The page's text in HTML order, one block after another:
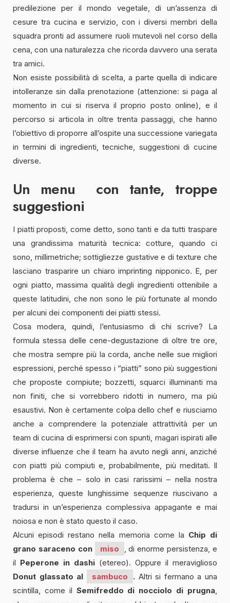
predilezione per il mondo vegetale, di un’assenza di
cesure tra cucina e servizio, con i diversi membri della
squadra pronti ad assumere ruoli mutevoli nel corso della
cena, con una naturalezza che ricorda davvero una serata
tra amici.
Non esiste possibilità di scelta, a parte quella di indicare
intolleranze sin dalla prenotazione (attenzione: si paga al
momento in cui si riserva il proprio posto online), e il
percorso si articola in oltre trenta passaggi, che hanno
l’obiettivo di proporre all’ospite una successione variegata
in termini di ingredienti, tecniche, suggestioni di cucine
diverse.
Un menu con tante, troppe
suggestioni
I piatti proposti, come detto, sono tanti e da tutti traspare
una grandissima maturità tecnica: cotture, quando ci
sono, millimetriche; sottigliezze gustative e di texture che
lasciano trasparire un chiaro imprinting nipponico. E, per
ogni piatto, massima qualità degli ingredienti ottenibile a
queste latitudini, che non sono le più fortunate al mondo
per alcuni dei componenti dei piatti stessi.
Cosa modera, quindi, l’entusiasmo di chi scrive? La
formula stessa delle cene-degustazione di oltre tre ore,
che mostra sempre più la corda, anche nelle sue migliori
espressioni, perché spesso i “piatti” sono più suggestioni
che proposte compiute; bozzetti, squarci illuminanti ma
non finiti, che si vorrebbero ridotti in numero, ma più
esaustivi. Non è certamente colpa dello chef e riusciamo
anche a comprendere la potenziale attrattività per un
team di cucina di esprimersi con spunti, magari ispirati alle
diverse influenze che il team ha avuto negli anni, anziché
con piatti più compiuti e, probabilmente, più meditati. Il
problema è che – solo in casi rarissimi – nella nostra
esperienza, queste lunghissime sequenze riuscivano a
tradursi in un’esperienza complessiva appagante e mai
noiosa e non è stato questo il caso.
Alcuni episodi restano nella memoria come la Chip di
grano saraceno con
miso
, di enorme persistenza, e
il Peperone in dashi (etereo). Oppure il meraviglioso
Donut glassato al
sambuco . Altri si fermano a una
scintilla, come il Semifreddo di nocciolo di prugna,